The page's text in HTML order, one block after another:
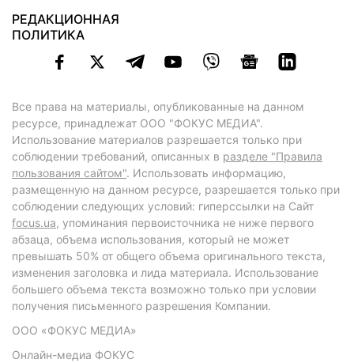
РЕДАКЦИОННАЯ
ПОЛИТИКА
Все права на материалы, опубликованные на данном
ресурсе, принадлежат ООО "ФОКУС МЕДИА".
Использование материалов разрешается только при
соблюдении требований, описанных в разделе "Правила
пользования сайтом". Использовать информацию,
размещенную на данном ресурсе, разрешается только при
соблюдении следующих условий: гиперссылки на Сайт
focus.ua, упоминания первоисточника не ниже первого
абзаца, объема использования, который не может
превышать 50% от общего объема оригинального текста,
изменения заголовка и лида материала. Использование
большего объема текста возможно только при условии
получения письменного разрешения Компании.
ООО «ФОКУС МЕДИА»
Онлайн-медиа ФОКУС